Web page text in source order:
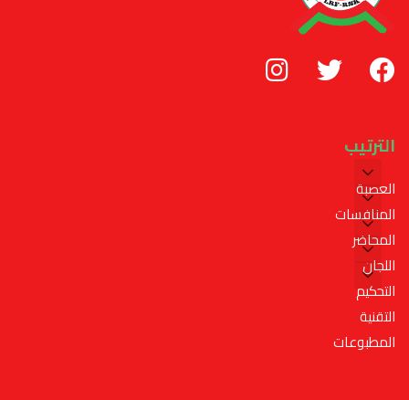
الترتيب
العصبة
المنافسات
المحاضر
اللجان
التحكيم
التقنية
المطبوعات